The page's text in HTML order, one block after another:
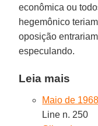
econômica ou
hegemônico
oposição
especulando.
Leia mais
Maio de
Line n. 250